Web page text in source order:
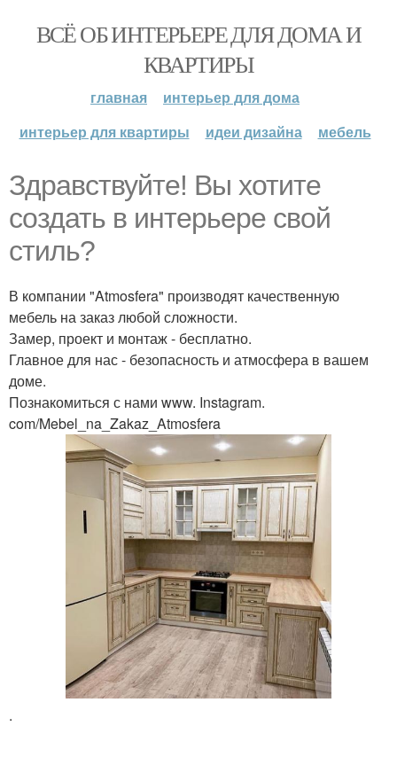
ВСЁ ОБ ИНТЕРЬЕРЕ ДЛЯ ДОМА И
КВАРТИРЫ
главная
интерьер для дома
интерьер для квартиры
идеи дизайна мебель
Здравствуйте! Вы хотите
создать в интерьере свой
стиль?
В компании "Atmosfera" производят качественную
мебель на заказ любой сложности.
Замер, проект и монтаж - бесплатно.
Главное для нас - безопасность и атмосфера в вашем
доме.
Познакомиться с нами www. Instagram.
com/Mebel_na_Zakaz_Atmosfera
.